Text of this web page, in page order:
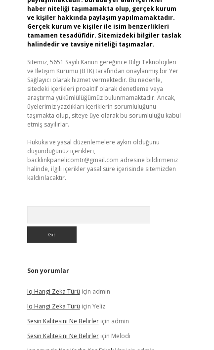
haber niteliği taşımamakta olup, gerçek kurum
ve kişiler hakkında paylaşım yapılmamaktadır.
Gerçek kurum ve kişiler ile isim benzerlikleri
tamamen tesadüfidir. Sitemizdeki bilgiler taslak
halindedir ve tavsiye niteliği taşımazlar.
Sitemiz, 5651 Sayılı Kanun gereğince Bilgi Teknolojileri
ve İletişim Kurumu (BTK) tarafından onaylanmış bir Yer
Sağlayıcı olarak hizmet vermektedir. Bu nedenle,
sitedeki içerikleri proaktif olarak denetleme veya
araştırma yükümlülüğümüz bulunmamaktadır. Ancak,
üyelerimiz yazdıkları içeriklerin sorumluluğunu
taşımakta olup, siteye üye olarak bu sorumluluğu kabul
etmiş sayılırlar.
Hukuka ve yasal düzenlemelere aykırı olduğunu
düşündüğünüz içerikleri,
backlinkpanelicomtr@gmail.com adresine bildirmeniz
halinde, ilgili içerikler yasal süre içerisinde sitemizden
kaldırılacaktır.
Son yorumlar
Iq Hangi Zeka Türü için admin
Iq Hangi Zeka Türü için Yeliz
Sesin Kalitesini Ne Belirleriçin admin
Sesin Kalitesini Ne Belirleriçin Melodi